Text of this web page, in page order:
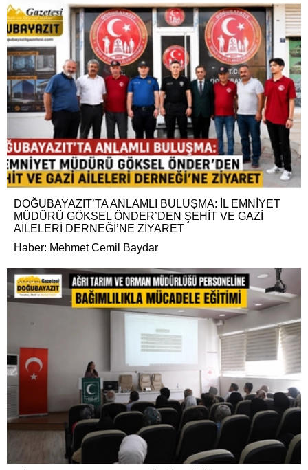
DOĞUBAYAZIT’TA ANLAMLI BULUŞMA: İL EMNİYET
MÜDÜRÜ GÖKSEL ÖNDER’DEN ŞEHİT VE GAZİ
AİLELERİ DERNEĞİ’NE ZİYARET
Haber: Mehmet Cemil Baydar